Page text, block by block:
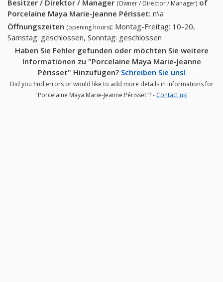
Besitzer / Direktor / Manager (Owner / Director / Manager) of
Porcelaine Maya Marie-Jeanne Périsset: n\a
Öffnungszeiten (opening hours): Montag-Freitag: 10-20,
Samstag: geschlossen, Sonntag: geschlossen
Haben Sie Fehler gefunden oder möchten Sie weitere
Informationen zu "Porcelaine Maya Marie-Jeanne
Périsset" Hinzufügen? Schreiben Sie uns!
Did you find errors or would like to add more details in informations for
"Porcelaine Maya Marie-Jeanne Périsset"? - Contact us!